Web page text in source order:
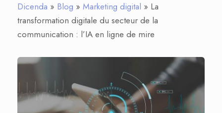
Dicenda » Blog » Marketing digital » La
transformation digitale du secteur de la
communication : l’IA en ligne de mire